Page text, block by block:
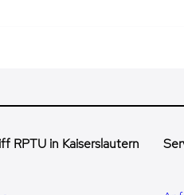
RPTU in Kaiserslautern